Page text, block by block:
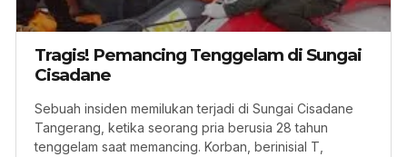
Tragis! Pemancing Tenggelam di Sungai
Cisadane
Sebuah insiden memilukan terjadi di Sungai Cisadane
Tangerang, ketika seorang pria berusia 28 tahun
tenggelam saat memancing. Korban, berinisial T,